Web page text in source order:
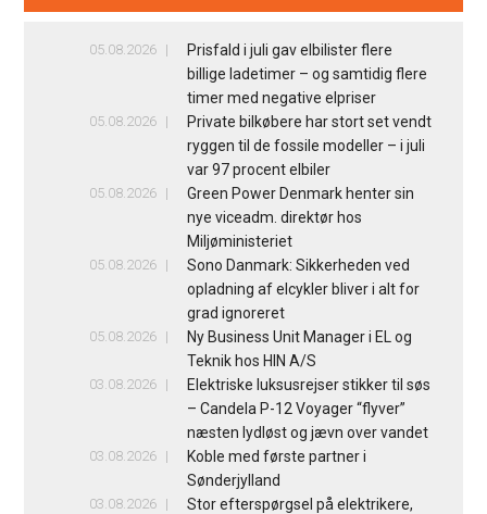
05.08.2026
Prisfald i juli gav elbilister flere
billige ladetimer – og samtidig flere
timer med negative elpriser
05.08.2026
Private bilkøbere har stort set vendt
ryggen til de fossile modeller – i juli
var 97 procent elbiler
05.08.2026
Green Power Denmark henter sin
nye viceadm. direktør hos
Miljøministeriet
05.08.2026
Sono Danmark: Sikkerheden ved
opladning af elcykler bliver i alt for
grad ignoreret
05.08.2026
Ny Business Unit Manager i EL og
Teknik hos HIN A/S
03.08.2026
Elektriske luksusrejser stikker til søs
– Candela P-12 Voyager “flyver”
næsten lydløst og jævn over vandet
03.08.2026
Koble med første partner i
Sønderjylland
03.08.2026
Stor efterspørgsel på elektrikere,